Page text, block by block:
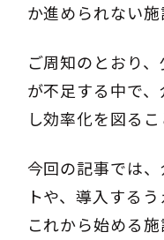
か進められない施
ご周知のとおり
が不足する中で
し効率化を図るこ
今回の記事では
トや、導入する
これから始める